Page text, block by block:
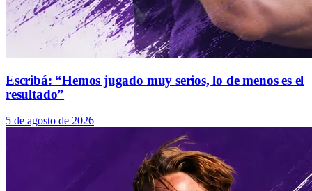
Escribá: “Hemos jugado muy serios, lo de menos es el
resultado”
5 de agosto de 2026